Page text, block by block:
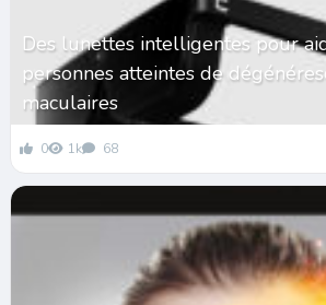
Des lunettes intelligentes pour
personnes atteintes de
maculaires
0 1k 68